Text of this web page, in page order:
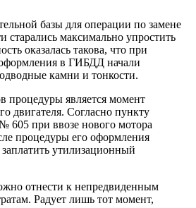
базы для операции по замене
старались максимально упростить
оказалась такова, что при
в ГИБДД начали
камни и тонкости.
процедуры является момент
двигателя. Согласно пункту
при ввозе нового мотора
процедуры его оформления
утилизационный
отнести к непредвиденным
Радует лишь тот момент,